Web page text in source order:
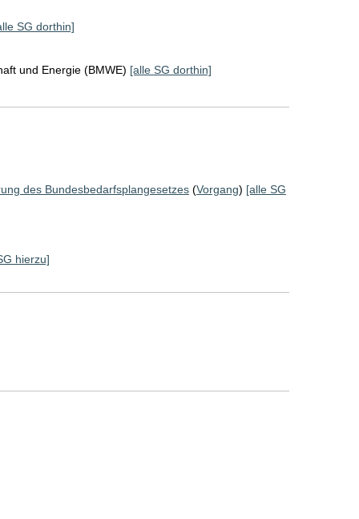
SG dorthin]
und Energie (BMWE) [alle SG dorthin]
des Bundesbedarfsplangesetzes(Vorgang) [alle SG
hierzu]